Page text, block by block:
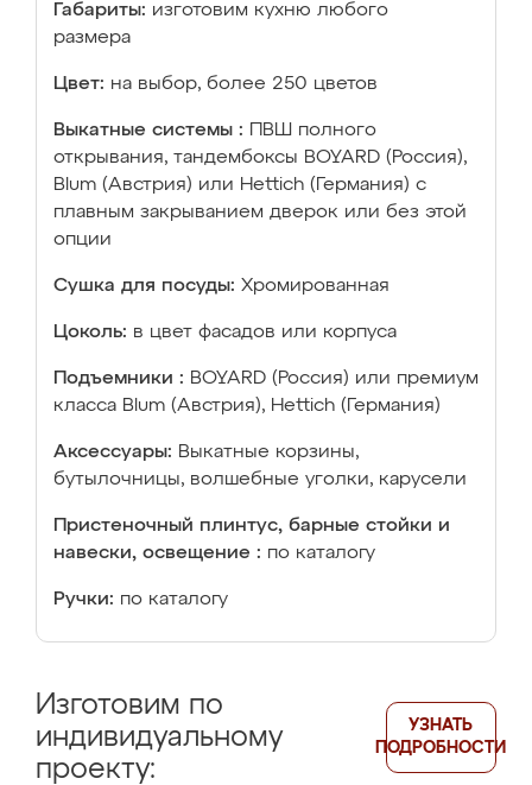
Габариты: изготовим кухню любого
размера
Цвет: на выбор, более 250 цветов
Выкатные системы :
ПВШ полного
открывания, тандембоксы BOYARD (Россия),
Blum (Австрия) или Hettich (Германия) с
плавным закрыванием дверок или без этой
опции
Сушка для посуды: Хромированная
Цоколь: в цвет фасадов или корпуса
Подъемники : BOYARD (Россия) или премиум
класса Blum (Австрия), Hettich (Германия)
Аксессуары: Выкатные корзины,
бутылочницы, волшебные уголки, карусели
Пристеночный плинтус, барные стойки и
навески, освещение : по каталогу
Ручки: по каталогу
Изготовим по
индивидуальному
проекту:
УЗНАТЬ
ПОДРОБНОСТИ